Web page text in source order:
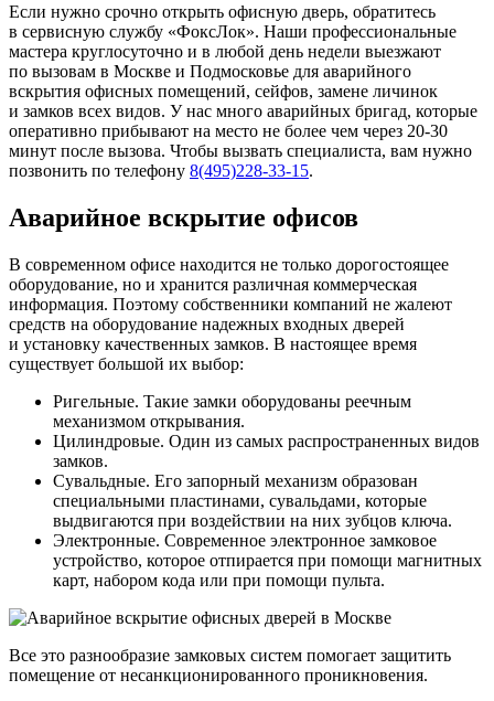
Если нужно срочно открыть офисную дверь, обратитесь
в сервисную службу «ФоксЛок». Наши профессиональные
мастера круглосуточно и в любой день недели выезжают
по вызовам в Москве и Подмосковье для аварийного
вскрытия офисных помещений, сейфов, замене личинок
и замков всех видов. У нас много аварийных бригад, которые
оперативно прибывают на место не более чем через 20-30
минут после вызова. Чтобы вызвать специалиста, вам нужно
позвонить по телефону 8(495)228-33-15.
Аварийное вскрытие офисов
В современном офисе находится не только дорогостоящее
оборудование, но и хранится различная коммерческая
информация. Поэтому собственники компаний не жалеют
средств на оборудование надежных входных дверей
и установку качественных замков. В настоящее время
существует большой их выбор:
Ригельные. Такие замки оборудованы реечным
механизмом открывания.
Цилиндровые. Один из самых распространенных видов
замков.
Сувальдные. Его запорный механизм образован
специальными пластинами, сувальдами, которые
выдвигаются при воздействии на них зубцов ключа.
Электронные. Современное электронное замковое
устройство, которое отпирается при помощи магнитных
карт, набором кода или при помощи пульта.
Все это разнообразие замковых систем помогает защитить
помещение от несанкционированного проникновения.